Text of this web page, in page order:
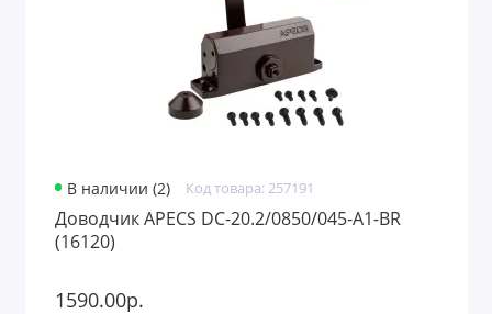
В наличии (2) Код товара: 257191
Доводчик APECS DC-20.2/0850/045-A1-BR
(16120)
1590.00р.